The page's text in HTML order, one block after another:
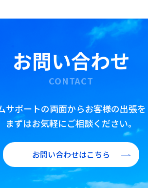
翻訳・通訳・アポイント取得代行
海外赴任前・出張前 語学研修プラン
お問い合わせ
CONTACT
サポートの両面からお客様の出張を
まずはお気軽にご相談ください。
お問い合わせはこちら